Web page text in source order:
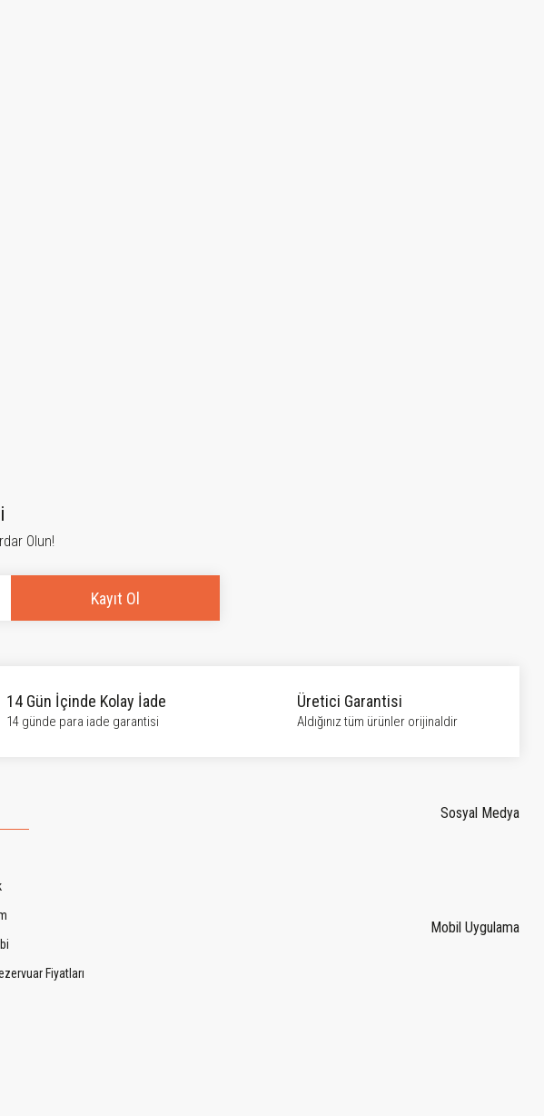
Olun!
Kayıt Ol
14 Gün İçinde Kolay İade
14 günde para iade garantisi
Üretici Garantisi
Aldığınız tüm ürünler orijinaldir
Fiyatları
Sosyal Medya
Mobil Uygulama